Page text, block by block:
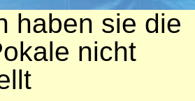
haben sie die
nicht